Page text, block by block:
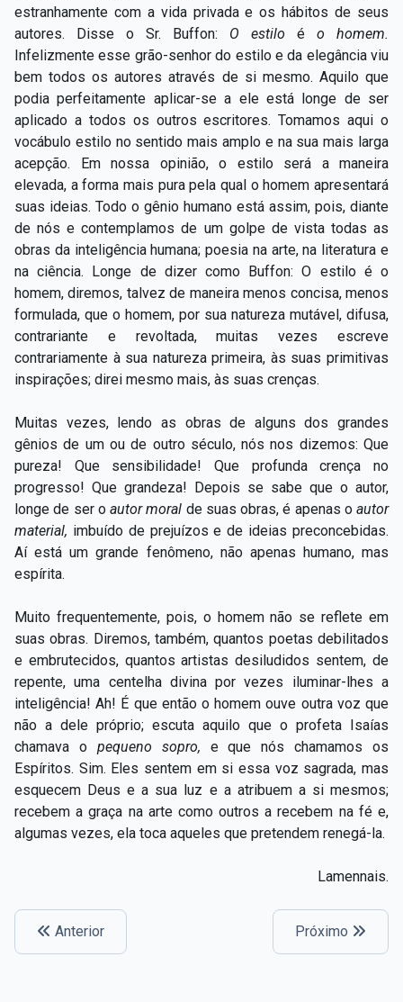
estranhamente com a vida privada e os hábitos de seus
autores. Disse o Sr. Buffon: O estilo é o homem.
Infelizmente esse grão-senhor do estilo e da elegância viu
bem todos os autores através de si mesmo. Aquilo que
podia perfeitamente aplicar-se a ele está longe de ser
aplicado a todos os outros escritores. Tomamos aqui o
vocábulo estilo no sentido mais amplo e na sua mais larga
acepção. Em nossa opinião, o estilo será a maneira
elevada, a forma mais pura pela qual o homem apresentará
suas ideias. Todo o gênio humano está assim, pois, diante
de nós e contemplamos de um golpe de vista todas as
obras da inteligência humana; poesia na arte, na literatura e
na ciência. Longe de dizer como Buffon: O estilo é o
homem, diremos, talvez de maneira menos concisa, menos
formulada, que o homem, por sua natureza mutável, difusa,
contrariante e revoltada, muitas vezes escreve
contrariamente à sua natureza primeira, às suas primitivas
inspirações; direi mesmo mais, às suas crenças.
Muitas vezes, lendo as obras de alguns dos grandes
gênios de um ou de outro século, nós nos dizemos: Que
pureza! Que sensibilidade! Que profunda crença no
progresso! Que grandeza! Depois se sabe que o autor,
longe de ser o autor moral de suas obras, é apenas o autor
material, imbuído de prejuízos e de ideias preconcebidas.
Aí está um grande fenômeno, não apenas humano, mas
espírita.
Muito frequentemente, pois, o homem não se reflete em
suas obras. Diremos, também, quantos poetas debilitados
e embrutecidos, quantos artistas desiludidos sentem, de
repente, uma centelha divina por vezes iluminar-lhes a
inteligência! Ah! É que então o homem ouve outra voz que
não a dele próprio; escuta aquilo que o profeta Isaías
chamava o pequeno sopro, e que nós chamamos os
Espíritos. Sim. Eles sentem em si essa voz sagrada, mas
esquecem Deus e a sua luz e a atribuem a si mesmos;
recebem a graça na arte como outros a recebem na fé e,
algumas vezes, ela toca aqueles que pretendem renegá-la.
Lamennais.
Anterior Próximo